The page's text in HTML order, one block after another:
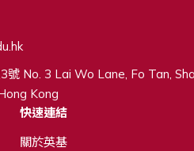
號 No. 3 Lai Wo Lane, Fo Tan,
Kong
快速連結
關於英基